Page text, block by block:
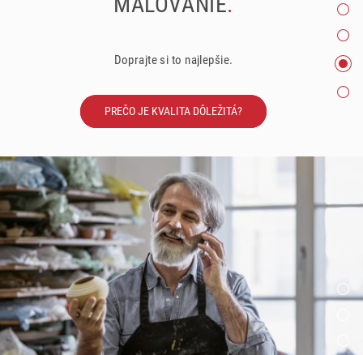
Doprajte si to najlepšie.
PREČO JE KVALITA DÔLEŽITÁ?